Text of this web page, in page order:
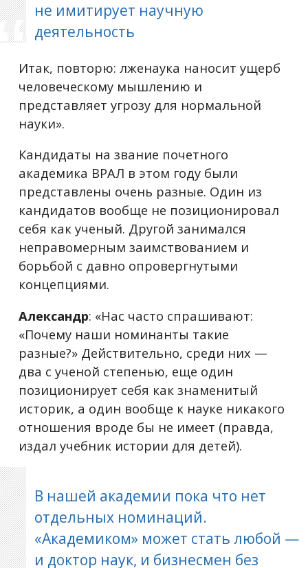
не имитирует научную
деятельность
Итак, повторю: лженаука наносит ущерб
человеческому мышлению и
представляет угрозу для нормальной
науки».
Кандидаты на звание почетного
академика ВРАЛ в этом году были
представлены очень разные. Один из
кандидатов вообще не позиционировал
себя как ученый. Другой занимался
неправомерным заимствованием и
борьбой с давно опровергнутыми
концепциями.
Александр: «Нас часто спрашивают:
«Почему наши номинанты такие
разные?» Действительно, среди них —
два с ученой степенью, еще один
позиционирует себя как знаменитый
историк, а один вообще к науке никакого
отношения вроде бы не имеет (правда,
издал учебник истории для детей).
В нашей академии пока что нет
отдельных номинаций.
«Академиком» может стать любой —
и доктор наук, и бизнесмен без